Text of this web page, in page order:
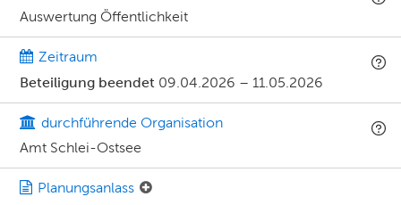
Auswertung Öffentlichkeit
Zeitraum
Beteiligung beendet 09.04.2026 – 11.05.2026
durchführende Organisation
Amt Schlei-Ostsee
Planungsanlass